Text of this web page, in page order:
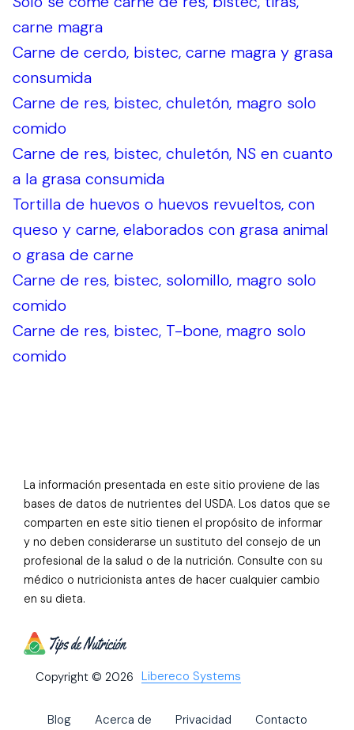
carne magra
Carne de cerdo, bistec, carne magra y grasa
consumida
Carne de res, bistec, chuletón, magro solo
comido
Carne de res, bistec, chuletón, NS en cuanto
a la grasa consumida
Tortilla de huevos o huevos revueltos, con
queso y carne, elaborados con grasa animal
o grasa de carne
Carne de res, bistec, solomillo, magro solo
comido
Carne de res, bistec, T-bone, magro solo
comido
La información presentada en este sitio proviene de las
bases de datos de nutrientes del USDA. Los datos que se
comparten en este sitio tienen el propósito de informar
y no deben considerarse un sustituto del consejo de un
profesional de la salud o de la nutrición. Consulte con su
médico o nutricionista antes de hacer cualquier cambio
en su dieta.
Copyright © 2026 Libereco Systems
Blog Acerca de Privacidad Contacto